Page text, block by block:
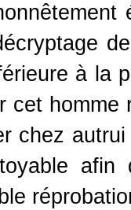
à la
cet
chez
afin